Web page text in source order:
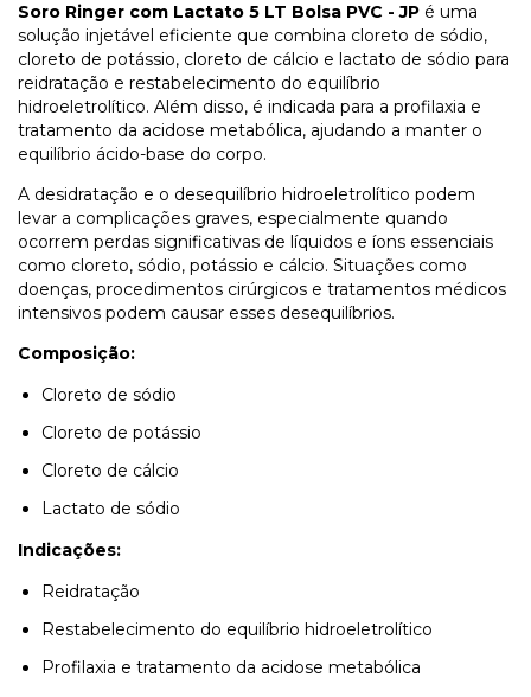
Soro Ringer com Lactato 5 LT Bolsa PVC - JP é uma
solução injetável eficiente que combina cloreto de sódio,
cloreto de potássio, cloreto de cálcio e lactato de sódio para
reidratação e restabelecimento do equilíbrio
hidroeletrolítico. Além disso, é indicada para a profilaxia e
tratamento da acidose metabólica, ajudando a manter o
equilíbrio ácido-base do corpo.
A desidratação e o desequilíbrio hidroeletrolítico podem
levar a complicações graves, especialmente quando
ocorrem perdas significativas de líquidos e íons essenciais
como cloreto, sódio, potássio e cálcio. Situações como
doenças, procedimentos cirúrgicos e tratamentos médicos
intensivos podem causar esses desequilíbrios.
Composição:
Cloreto de sódio
Cloreto de potássio
Cloreto de cálcio
Lactato de sódio
Indicações:
Reidratação
Restabelecimento do equilíbrio hidroeletrolítico
Profilaxia e tratamento da acidose metabólica